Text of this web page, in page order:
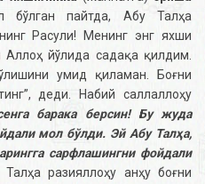
бўлган пайтда, Абу Талҳа
Расули! Менинг энг яхши
Аллоҳ йўлида садақа қилдим.
умид қиламан. Боғни
деди. Набий саллаллоҳу
барака берсин! Бу жуда
мол бўлди. Эй Абу Талҳа,
сарфлашингни фойдали
разияллоҳу анҳу боғни